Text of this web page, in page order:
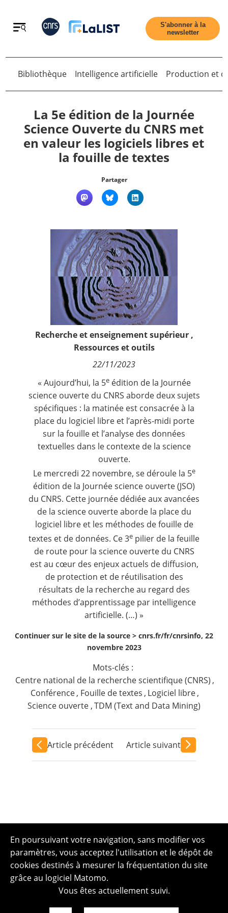
Retour
Accueil
Qui sommes nous ?
Nous suivre
S'abonner à la
newsletter
Bibliothèque Intelligence artificielle Production et
La 5e édition de la Journée
Science Ouverte du CNRS met
en valeur les logiciels libres et
la fouille de textes
Partager
Recherche et enseignement supérieur,
Ressources et outils
22/11/2023
« Aujourd’hui, la 5eédition de la Journée
science ouverte du CNRS aborde deux sujets
spécifiques : la matinée est consacrée à la
place du logiciel libre et l’après-midi porte
sur la fouille et l’analyse des données
textuelles dans le contexte de la science
ouverte.
Le mercredi 22 novembre, se déroule la 5e
édition de la Journée science ouverte(JSO)
du CNRS. Cette journée dédiée aux avancées
de la science ouverte aborde la place du
logiciel libre et les méthodes de fouille de
textes et de données. Ce 3e pilier de la feuille
de route pour la science ouverte du CNRS
est au cœur des enjeux actuels de diffusion,
de protection et de réutilisation des
résultats de la recherche au regard des
méthodes d’apprentissage par intelligence
artificielle. (…) »
Continuer sur le site de la source > cnrs.fr/fr/cnrsinfo, 22
novembre 2023
Mots-clés :
Centre national de la recherche scientifique (CNRS),
Conférence, Fouille de textes, Logiciel libre,
Science ouverte,TDM (Text and Data Mining)
Article précédent Article suivant
En poursuivant votre navigation, sans modifier vos
paramètres, vous acceptez l'utilisation et le dépôt de
cookies destinés à mesurer la fréquentation du site
grâce au logiciel Matomo.
Vous êtes actuellement suivi.